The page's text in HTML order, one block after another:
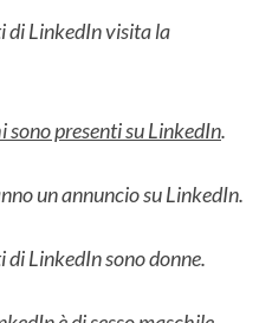
di LinkedIn visita la
sono presenti su LinkedIn.
un annuncio su LinkedIn.
LinkedIn sono donne.